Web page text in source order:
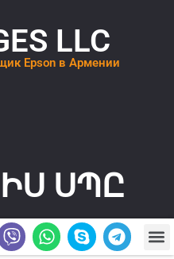
LLC
Epson в Армении
ՍՊԸ